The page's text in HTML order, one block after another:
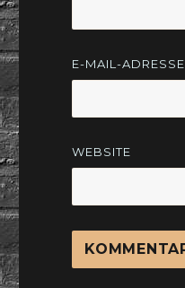
E-MAIL-ADRESSE
WEBSITE